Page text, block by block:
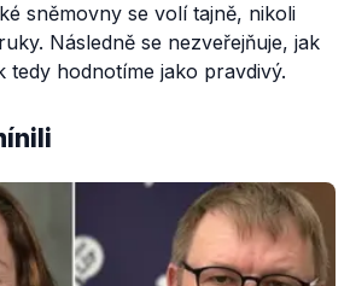
sněmovny se volí tajně, nikoli
Následně se nezveřejňuje, jak
tedy hodnotíme jako pravdivý.